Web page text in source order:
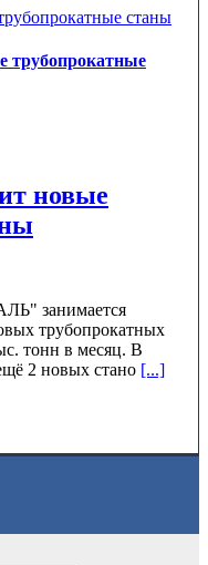
станы
новые
занимается
трубопрокатных
тонн в месяц. В
2 новых стано [...]